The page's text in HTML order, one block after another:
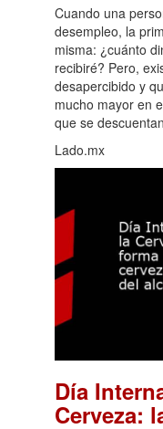
Cuando una
desempleo, la
misma: ¿cuánto
recibiré? Pero,
desapercibido y
mucho mayor en
que se
Lado.mx
Día
Cerveza: